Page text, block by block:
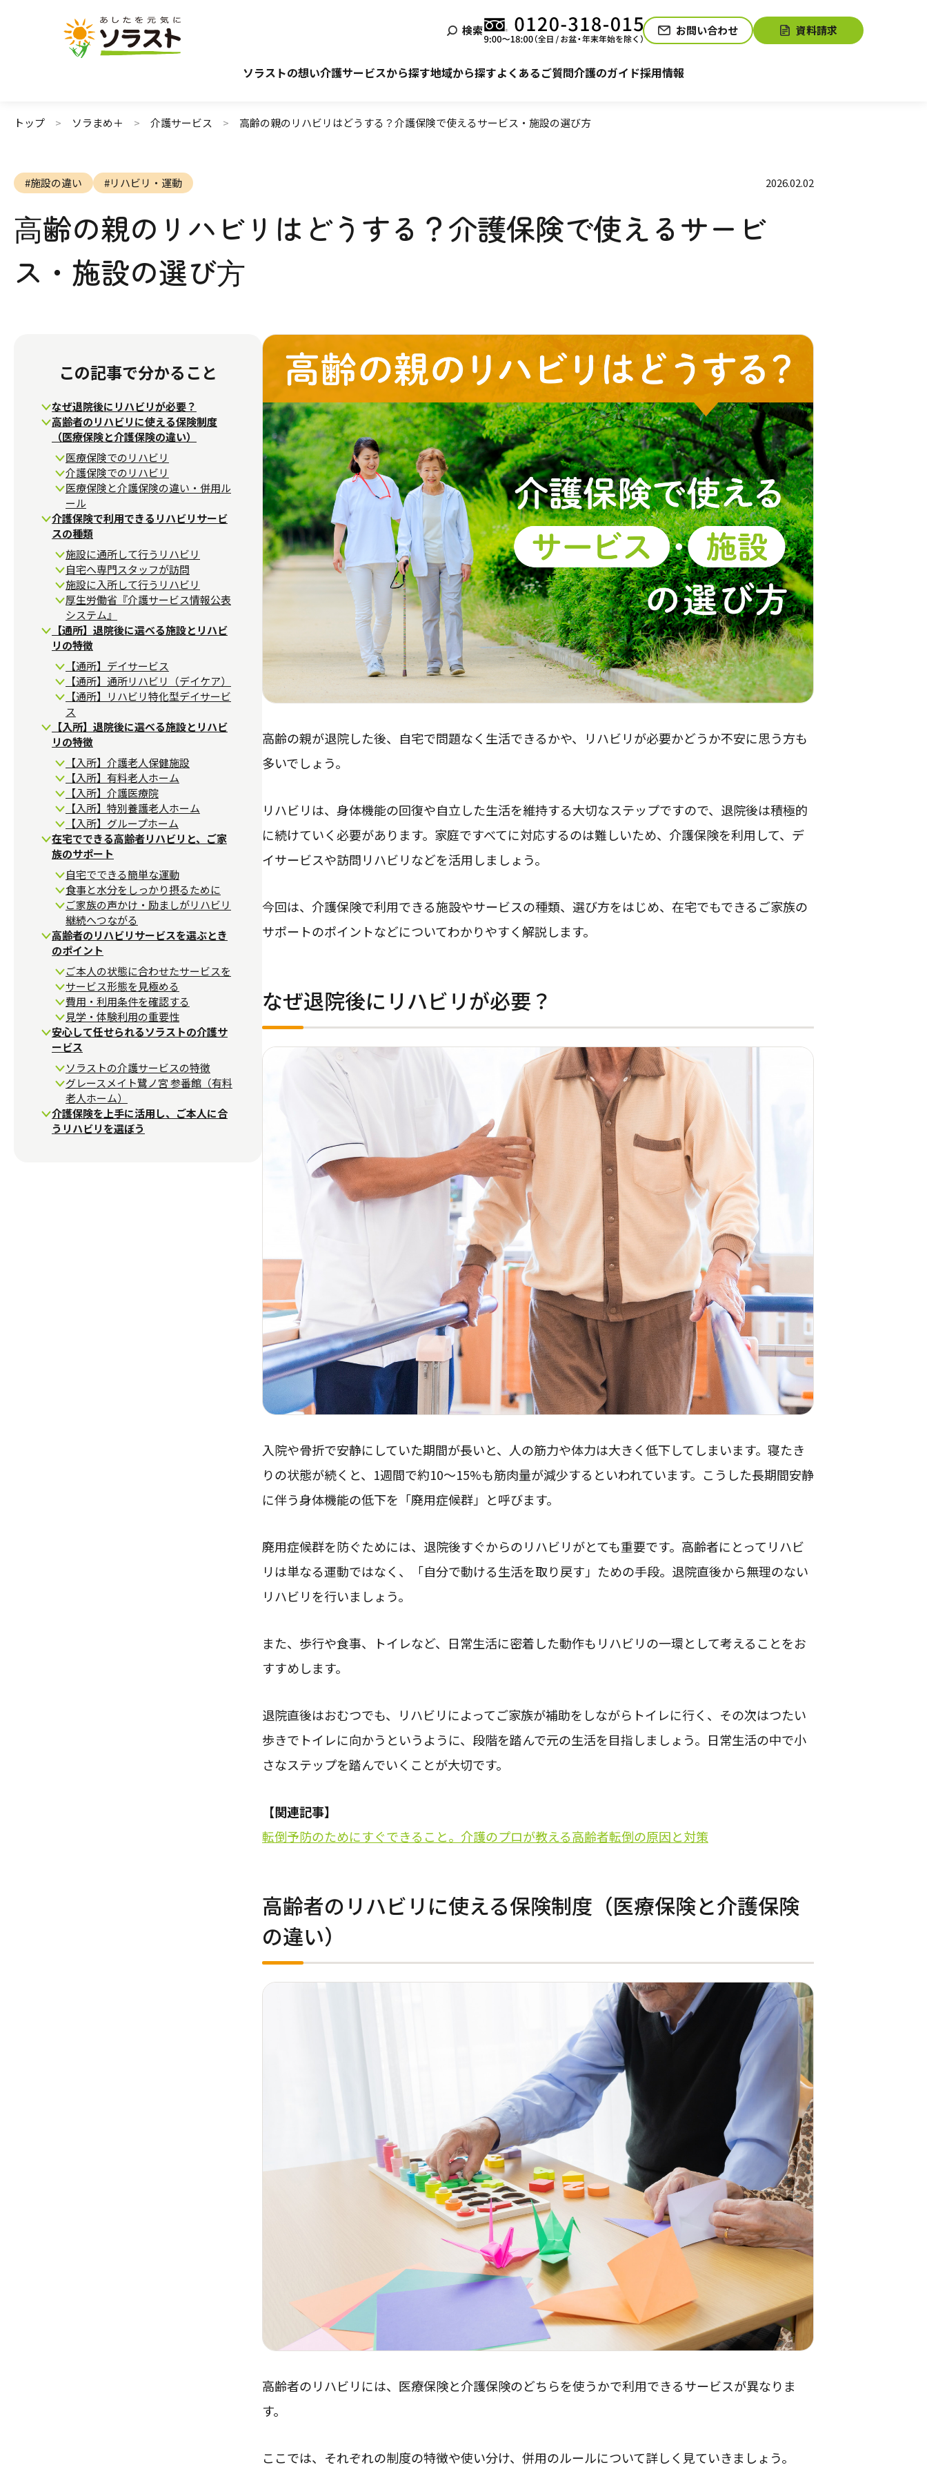
検索 お問い合わせ 資料請求
ソラストの想い介護サービスから探す
施設で暮らす 自宅でサービスを受ける サービスの相談をする
地域から探すよくあるご質問介護のガイド
介護保険サービスについて ご利用者様・ご家族様の声 介護お役立ちコラム「そらまめ＋」
採用情報
トップ ソラまめ＋ 介護サービス ⾼齢の親のリハビリはどうする？介護保険で使えるサービス・施設の選び⽅
#施設の違い #リハビリ・運動 2026.02.02
⾼齢の親のリハビリはどうする？介護保険で使えるサービ
ス・施設の選び⽅
この記事で分かること
なぜ退院後にリハビリが必要？
高齢者のリハビリに使える保険制度
（医療保険と介護保険の違い）
医療保険でのリハビリ
介護保険でのリハビリ
医療保険と介護保険の違い・併用ル
ール
介護保険で利用できるリハビリサービ
スの種類
施設に通所して行うリハビリ
自宅へ専門スタッフが訪問
施設に入所して行うリハビリ
厚生労働省『介護サービス情報公表
システム』
【通所】退院後に選べる施設とリハビ
リの特徴
【通所】デイサービス
【通所】通所リハビリ（デイケア）
【通所】リハビリ特化型デイサービ
ス
【入所】退院後に選べる施設とリハビ
リの特徴
【入所】介護老人保健施設
【入所】有料老人ホーム
【入所】介護医療院
【入所】特別養護老人ホーム
【入所】グループホーム
在宅でできる高齢者リハビリと、ご家
族のサポート
自宅でできる簡単な運動
食事と水分をしっかり摂るために
ご家族の声かけ・励ましがリハビリ
継続へつながる
高齢者のリハビリサービスを選ぶとき
のポイント
ご本人の状態に合わせたサービスを
サービス形態を見極める
費用・利用条件を確認する
見学・体験利用の重要性
安心して任せられるソラストの介護サ
ービス
ソラストの介護サービスの特徴
グレースメイト鷺ノ宮 参番館（有料
老人ホーム）
介護保険を上手に活用し、ご本人に合
うリハビリを選ぼう
高齢の親が退院した後、自宅で問題なく生活できるかや、リハビリが必要かどうか不安に思う方も
多いでしょう。
リハビリは、身体機能の回復や自立した生活を維持する大切なステップですので、退院後は積極的
に続けていく必要があります。家庭ですべてに対応するのは難しいため、介護保険を利用して、デ
イサービスや訪問リハビリなどを活用しましょう。
今回は、介護保険で利用できる施設やサービスの種類、選び方をはじめ、在宅でもできるご家族の
サポートのポイントなどについてわかりやすく解説します。
なぜ退院後にリハビリが必要？
入院や骨折で安静にしていた期間が長いと、人の筋力や体力は大きく低下してしまいます。寝たき
りの状態が続くと、1週間で約10～15%も筋肉量が減少するといわれています。こうした長期間安静
に伴う身体機能の低下を「廃用症候群」と呼びます。
廃用症候群を防ぐためには、退院後すぐからのリハビリがとても重要です。高齢者にとってリハビ
リは単なる運動ではなく、「自分で動ける生活を取り戻す」ための手段。退院直後から無理のない
リハビリを行いましょう。
また、歩行や食事、トイレなど、日常生活に密着した動作もリハビリの一環として考えることをお
すすめします。
退院直後はおむつでも、リハビリによってご家族が補助をしながらトイレに行く、その次はつたい
歩きでトイレに向かうというように、段階を踏んで元の生活を目指しましょう。日常生活の中で小
さなステップを踏んでいくことが大切です。
【関連記事】
転倒予防のためにすぐできること。介護のプロが教える高齢者転倒の原因と対策
高齢者のリハビリに使える保険制度（医療保険と介護保険
の違い）
高齢者のリハビリには、医療保険と介護保険のどちらを使うかで利用できるサービスが異なりま
す。
ここでは、それぞれの制度の特徴や使い分け、併用のルールについて詳しく見ていきましょう。